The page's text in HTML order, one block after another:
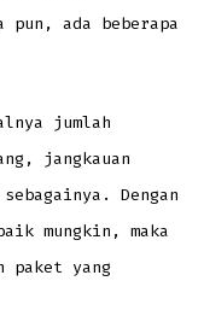
pun, ada beberapa
jumlah
jangkauan
Dengan
mungkin, maka
paket yang